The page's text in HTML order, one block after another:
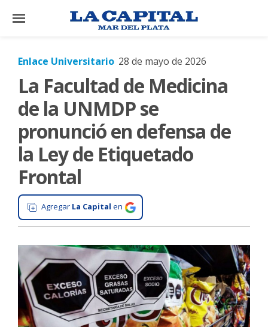
×
El
País
Mundo
La
Zona
Cultura
Tecnología
Salud
Interés
General
La
Enlace Universitario 28 de mayo de 2026
La Facultad de Medicina
de la UNMDP se
pronunció en defensa de
la Ley de Etiquetado
Frontal
Agregar La Capital en